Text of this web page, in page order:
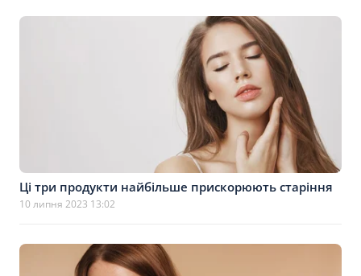
Ці три продукти найбільше прискорюють старіння
10 липня 2023 13:02